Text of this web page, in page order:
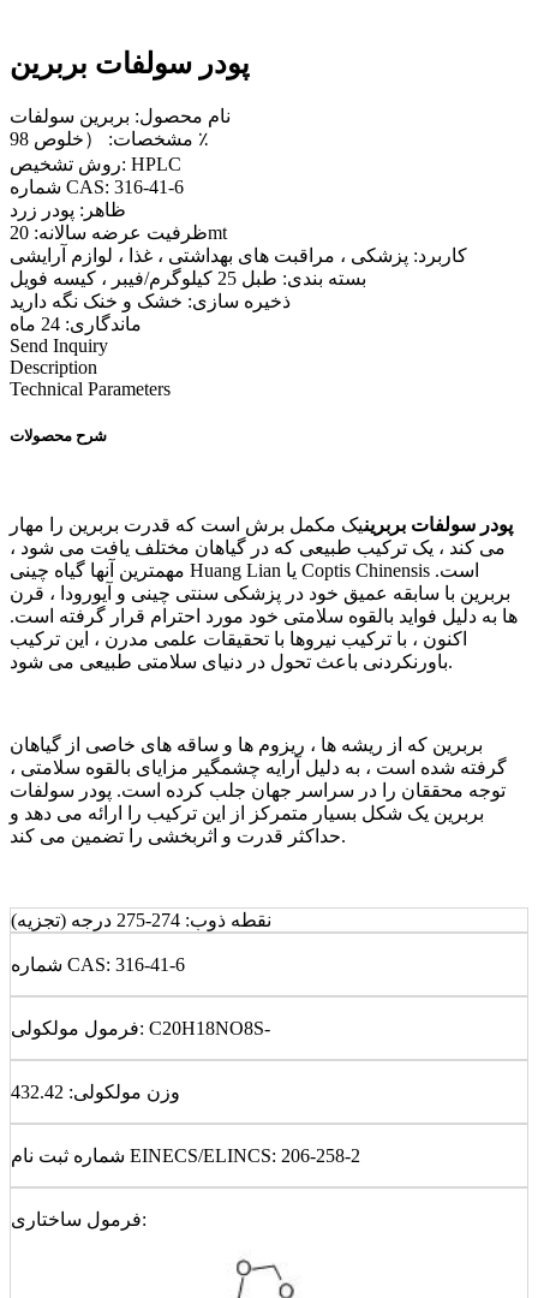
پودر سولفات بربرین
نام محصول: بربرین سولفات
مشخصات: （خلوص 98 ٪
روش تشخیص: HPLC
شماره CAS: 316-41-6
ظاهر: پودر زرد
ظرفیت عرضه سالانه: 20mt
کاربرد: پزشکی ، مراقبت های بهداشتی ، غذا ، لوازم آرایشی
بسته بندی: طبل 25 کیلوگرم/فیبر ، کیسه فویل
ذخیره سازی: خشک و خنک نگه دارید
ماندگاری: 24 ماه
Send Inquiry
Description
Technical Parameters
شرح محصولات
پودر سولفات بربرینیک مکمل برش است که قدرت بربرین را مهار
می کند ، یک ترکیب طبیعی که در گیاهان مختلف یافت می شود ،
مهمترین آنها گیاه چینی Huang Lian یا Coptis Chinensis است.
بربرین با سابقه عمیق خود در پزشکی سنتی چینی و آیورودا ، قرن
ها به دلیل فواید بالقوه سلامتی خود مورد احترام قرار گرفته است.
اکنون ، با ترکیب نیروها با تحقیقات علمی مدرن ، این ترکیب
باورنکردنی باعث تحول در دنیای سلامتی طبیعی می شود.
بربرین که از ریشه ها ، ریزوم ها و ساقه های خاصی از گیاهان
گرفته شده است ، به دلیل آرایه چشمگیر مزایای بالقوه سلامتی ،
توجه محققان را در سراسر جهان جلب کرده است. پودر سولفات
بربرین یک شکل بسیار متمرکز از این ترکیب را ارائه می دهد و
حداکثر قدرت و اثربخشی را تضمین می کند.
نقطه ذوب: 274-275 درجه (تجزیه)
شماره CAS: 316-41-6
فرمول مولکولی: C20H18NO8S-
وزن مولکولی: 432.42
شماره ثبت نام EINECS/ELINCS: 206-258-2
فرمول ساختاری: